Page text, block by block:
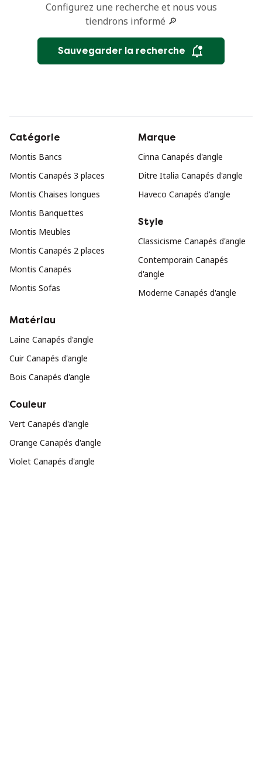
Configurez une recherche et nous vous
tiendrons informé 🔎
Sauvegarder la recherche
Catégorie
Montis Bancs
Montis Canapés 3 places
Montis Chaises longues
Montis Banquettes
Montis Meubles
Montis Canapés 2 places
Montis Canapés
Montis Sofas
Marque
Cinna Canapés d'angle
Ditre Italia Canapés d'angle
Haveco Canapés d'angle
Style
Classicisme Canapés d'angle
Contemporain Canapés
d'angle
Moderne Canapés d'angle
Matériau
Laine Canapés d'angle
Cuir Canapés d'angle
Bois Canapés d'angle
Couleur
Vert Canapés d'angle
Orange Canapés d'angle
Violet Canapés d'angle